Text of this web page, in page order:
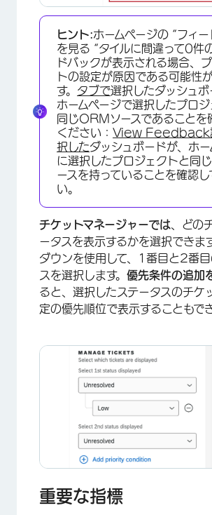
ヒント:ホームページの “フィ
を見る “タイルに間違って0件
ドバックが表示される場合、
トの設定が原因である可能性
す。 タブで選択したダッシュボ
ホームページで選択したプロジ
同じORMソースであることを
ください： View Feedback
択したダッシュボードが、ホー
に選択したプロジェクトと同
ースを持っていることを確認し
い。
チケットマネージャーでは 、どの
ータスを表示するかを選択できま
ダウンを使用して、1番目と2番
スを選択します。 優先条件の追加
ると、選択したステータスのチケ
定の優先順位で表示することもでき
重要な指標